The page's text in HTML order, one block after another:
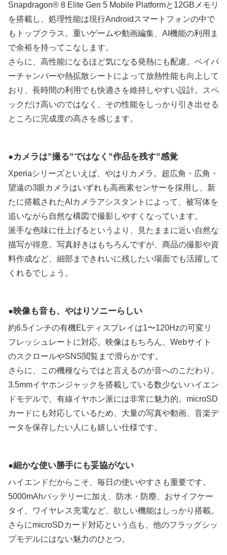
Snapdragon® 8 Elite Gen 5 Mobile Platformと12GBメモリ
を搭載し、処理性能は現行Androidスマートフォンの中で
もトップクラス。重いゲームや動画編集、AI機能の利用ま
で余裕を持ってこなします。
さらに、高性能になるほど気になる発熱にも配慮。ベイパ
ーチャンバーや熱拡散シートによって放熱性能も向上して
おり、長時間の利用でも快適さを維持しやすい設計。スペ
ックだけ高いのではなく、その性能をしっかり引き出せる
ところに完成度の高さを感じます。
カメラは”撮る”ではなく”作品を残す”感覚
Xperiaシリーズといえば、やはりカメラ。超広角・広角・
望遠の3眼カメラはいずれも高画素センサーを採用し、新
たに搭載されたAIカメラアシスタントによって、被写体を
追いながら自然な構図で撮影しやすくなっています。
派手な色味に仕上げるというより、見たままに近い自然な
描写が得意。写真好きはもちろんですが、商品の撮影や資
料作成など、細部まできれいに残したい場面でも活躍して
くれるでしょう。
映像も音も、やはりソニーらしい
約6.5インチの有機ELディスプレイは1〜120Hzの可変リ
フレッシュレートに対応。映像はもちろん、Webサイト
のスクロールやSNS閲覧まで滑らかです。
さらに、この機種ならではと言えるのが音へのこだわり。
3.5mmイヤホンジャックを搭載している数少ないハイエン
ドモデルで、有線イヤホン派には非常に魅力的。microSD
カードにも対応しているため、大量の写真や動画、音楽デ
ータを保存したい人にも嬉しい仕様です。
細かな使い勝手にも妥協がない
ハイエンドだからこそ、毎日の使いやすさも重要です。
5000mAhバッテリーに加え、防水・防塵、おサイフケー
タイ、ワイヤレス充電など、欲しい機能はしっかり搭載。
さらにmicroSDカード対応という点も、他のフラッグシッ
プモデルにはない魅力のひとつ。